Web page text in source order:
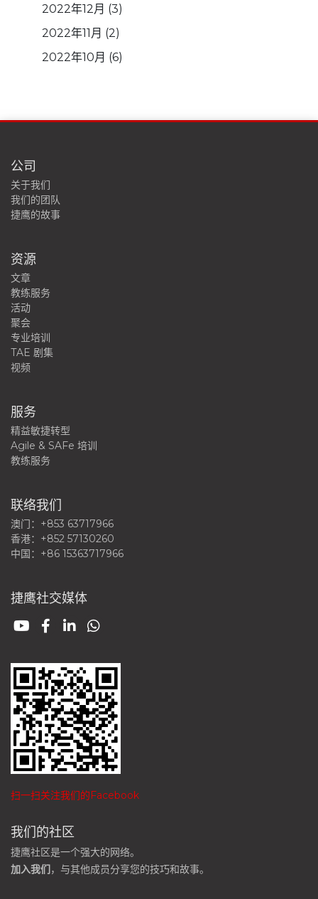
2022年12月 (3)
2022年11月 (2)
2022年10月 (6)
公司
关于我们
我们的团队
捷鹰的故事
资源
文章
教练服务
活动
聚会
专业培训
TAE 剧集
视频
服务
精益敏捷转型
Agile & SAFe 培训
教练服务
联络我们
澳门：+853 63717966
香港：+852 57130260
中国：+86 15363717966
捷鹰社交媒体
扫一扫关注我们的Facebook
我们的社区
捷鹰社区是一个强大的网络。
加入我们 ，与其他成员分享您的技巧和故事。